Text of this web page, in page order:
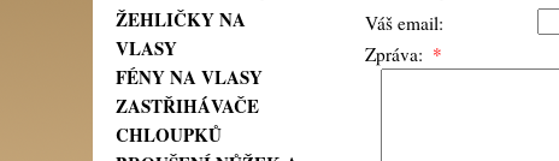
ŽEHLIČKY NA
VLASY
FÉNY NA VLASY
ZASTŘIHÁVAČE
CHLOUPKŮ
Váš email:
Zpráva: *